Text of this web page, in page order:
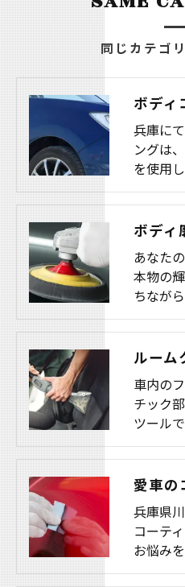
同じカテゴ
ボディ
兵庫に
ングは
を使用
ボディ
あなた
本物の
ちなが
ルーム
車内の
チック
ツール
愛車の
兵庫県
コーテ
お悩み